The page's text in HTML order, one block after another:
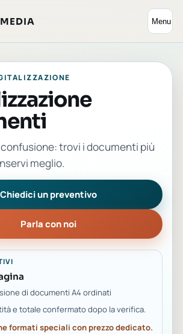
Menu
trovi i documenti più
meglio.
Chiedici un preventivo
Parla con noi
di documenti A4 ordinati
e totale confermato dopo la verifica.
formati speciali con prezzo dedicato.